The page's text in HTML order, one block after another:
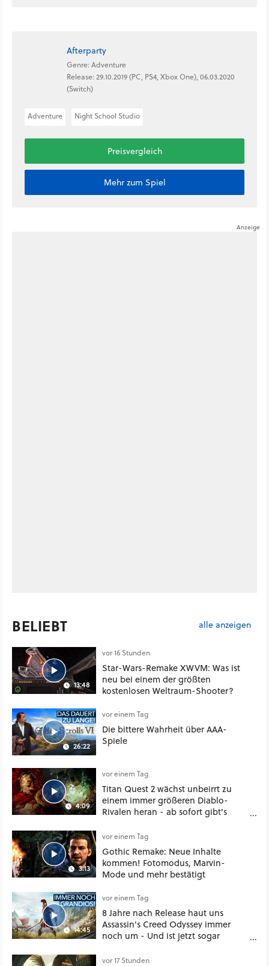
Afterparty
Genre: Adventure
Release: 29.10.2019 (PC, PS4, Xbox One), 06.03.2020
(Switch)
Adventure Night School Studio
Preisvergleich
Mehr zum Spiel
BELIEBT alle anzeigen
13:48
vor 16 Stunden
Star-Wars-Remake XWVM: Was ist
neu bei einem der größten
kostenlosen Weltraum-Shooter?
26:22
vor einem Tag
Die bittere Wahrheit über AAA-
Spiele
4:09
vor einem Tag
Titan Quest 2 wächst unbeirrt zu
einem immer größeren Diablo-
Rivalen heran - ab sofort gibt's
Klasse
3:13
vor einem Tag
Gothic Remake: Neue Inhalte
kommen! Fotomodus, Marvin-
Mode und mehr bestätigt
14:45
vor einem Tag
8 Jahre nach Release haut uns
Assassin's Creed Odyssey immer
noch um - Und ist jetzt sogar
vor 17 Stunden